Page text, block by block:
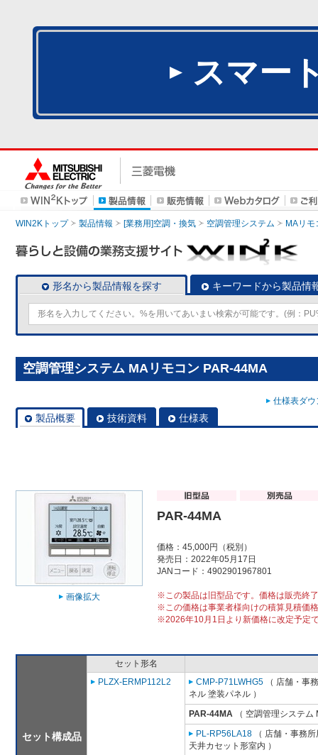
スマー
WIN2Kトップ 製品情報 [業務用]空調・換気 空調管理システム MAリモ
形名から製品情報を探す キーワードから製品情
空調管理システム MAリモコン PAR-44MA
仕様表ダ
製品概要 技術資料 仕様表
画像拡大
PAR-44MA
価格：45,000円（税別）
発売日：2022年05月17日
JANコード：4902901967801
※この製品は旧型品です。価格は販売終
※この価格は事業者様向けの積算見積価
※2026年10月1日より新価格に改定予定
セット構成品
セット形名
PLZX-ERMP112L2
CMP-P71LWHG5 （ 店舗・事
ネル 塗装パネル ）
PAR-44MA （ 空調管理システム
PL-RP56LA18 （ 店舗・事務
天井カセット形室内 ）